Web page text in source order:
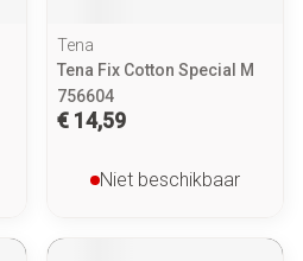
Tena
Tena Fix Cotton Special M
756604
€ 14,59
Niet beschikbaar